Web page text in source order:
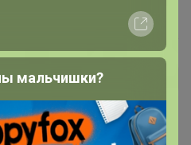
Автор уже получил заказ!
Готова обменяться или
мне все таки хочется